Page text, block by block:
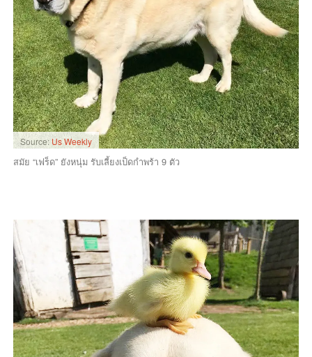
Source: Us Weekly
สมัย “เฟร็ด” ยังหนุ่ม รับเลี้ยงเป็ดกำพร้า 9 ตัว